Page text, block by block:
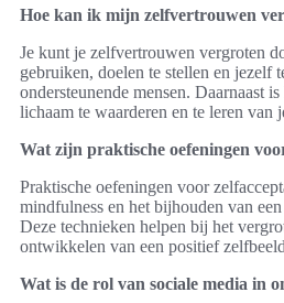
Hoe kan ik mijn zelfvertrouwen
Je kunt je zelfvertrouwen vergroten
gebruiken, doelen te stellen en jezelf
ondersteunende mensen. Daarnaast
lichaam te waarderen en te leren van
Wat zijn praktische oefeningen
Praktische oefeningen voor
mindfulness en het bijhouden van
Deze technieken helpen bij het
ontwikkelen van een positief
Wat is de rol van sociale media in